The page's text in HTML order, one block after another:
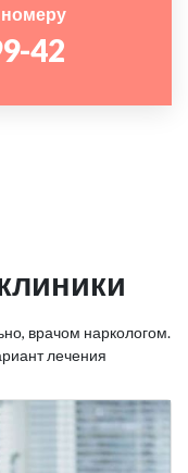
42
врачом наркологом.
лечения